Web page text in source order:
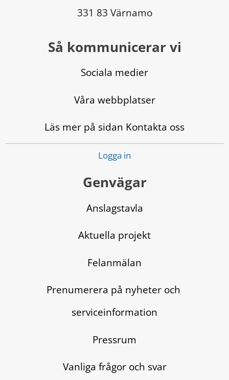
331 83 Värnamo
Så kommunicerar vi
Sociala medier
Våra webbplatser
Läs mer på sidan Kontakta oss
Logga in
Genvägar
Anslagstavla
Aktuella projekt
Felanmälan
Prenumerera på nyheter och
serviceinformation
Pressrum
Vanliga frågor och svar